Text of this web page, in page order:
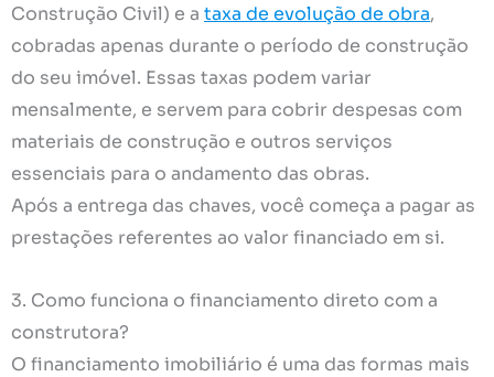
Construção Civil) e a taxa de evolução de obra,
cobradas apenas durante o período de construção
do seu imóvel. Essas taxas podem variar
mensalmente, e servem para cobrir despesas com
materiais de construção e outros serviços
essenciais para o andamento das obras.
Após a entrega das chaves, você começa a pagar as
prestações referentes ao valor financiado em si.
3. Como funciona o financiamento direto com a
construtora?
O financiamento imobiliário é uma das formas mais